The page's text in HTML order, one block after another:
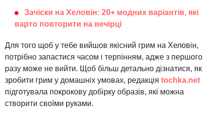
Зачіски на Хеловін: 20+ модних варіантів, які
варто повторити на вечірці
Для того щоб у тебе вийшов якісний грим на Хеловін,
потрібно запастися часом і терпінням, адже з першого
разу може не вийти. Щоб більш детально дізнатися, як
зробити грим у домашніх умовах, редакція tochka.net
підготувала покрокову добірку образів, які можна
створити своїми руками.